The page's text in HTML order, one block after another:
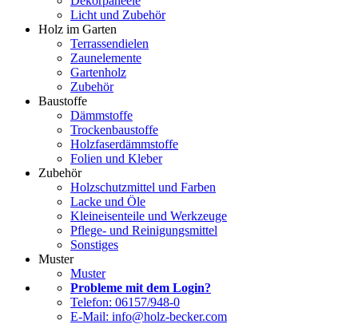
Licht und Zubehör
Holz im Garten
Terrassendielen
Zaunelemente
Gartenholz
Zubehör
Baustoffe
Dämmstoffe
Trockenbaustoffe
Holzfaserdämmstoffe
Folien und Kleber
Zubehör
Holzschutzmittel und Farben
Lacke und Öle
Kleineisenteile und Werkzeuge
Pflege- und Reinigungsmittel
Sonstiges
Muster
Muster
Probleme mit dem Login?
Telefon: 06157/948-0
E-Mail: info@holz-becker.com